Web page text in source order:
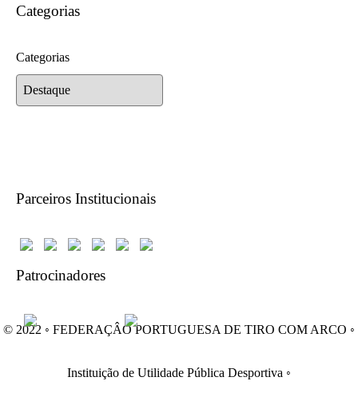
Categorias
Categorias
Parceiros Institucionais
Patrocinadores
© 2022 ◦ FEDERAÇÂO PORTUGUESA DE TIRO COM ARCO ◦
Instituição de Utilidade Pública Desportiva ◦